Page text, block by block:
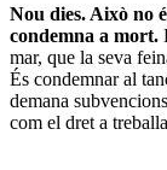
Nou dies. Això no
condemna a mort.
mar, que la seva
És condemnar al
demana
com el dret a